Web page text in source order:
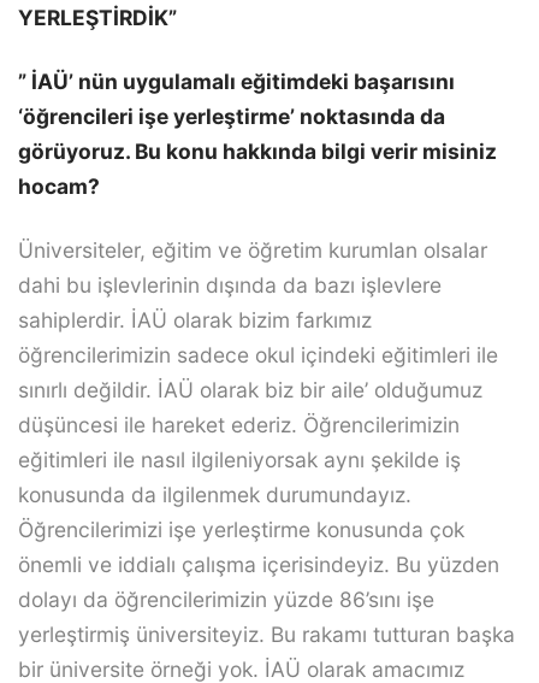
YERLEŞTİRDİK”
” İAÜ’ nün uygulamalı eğitimdeki başarısını
‘öğrencileri işe yerleştirme’ noktasında da
görüyoruz. Bu konu hakkında bilgi verir misiniz
hocam?
Üniversiteler, eğitim ve öğretim kurumlan olsalar
dahi bu işlevlerinin dışında da bazı işlevlere
sahiplerdir. İAÜ olarak bizim farkımız
öğrencilerimizin sadece okul içindeki eğitimleri ile
sınırlı değildir. İAÜ olarak biz bir aile’ olduğumuz
düşüncesi ile hareket ederiz. Öğrencilerimizin
eğitimleri ile nasıl ilgileniyorsak aynı şekilde iş
konusunda da ilgilenmek durumundayız.
Öğrencilerimizi işe yerleştirme konusunda çok
önemli ve iddialı çalışma içerisindeyiz. Bu yüzden
dolayı da öğrencilerimizin yüzde 86’sını işe
yerleştirmiş üniversiteyiz. Bu rakamı tutturan başka
bir üniversite örneği yok. İAÜ olarak amacımız